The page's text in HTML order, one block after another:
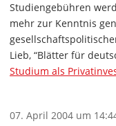
Studiengebühren
mehr zur Kenntnis
Lieb, “Blätter für
Studium als
07. April 2004 um